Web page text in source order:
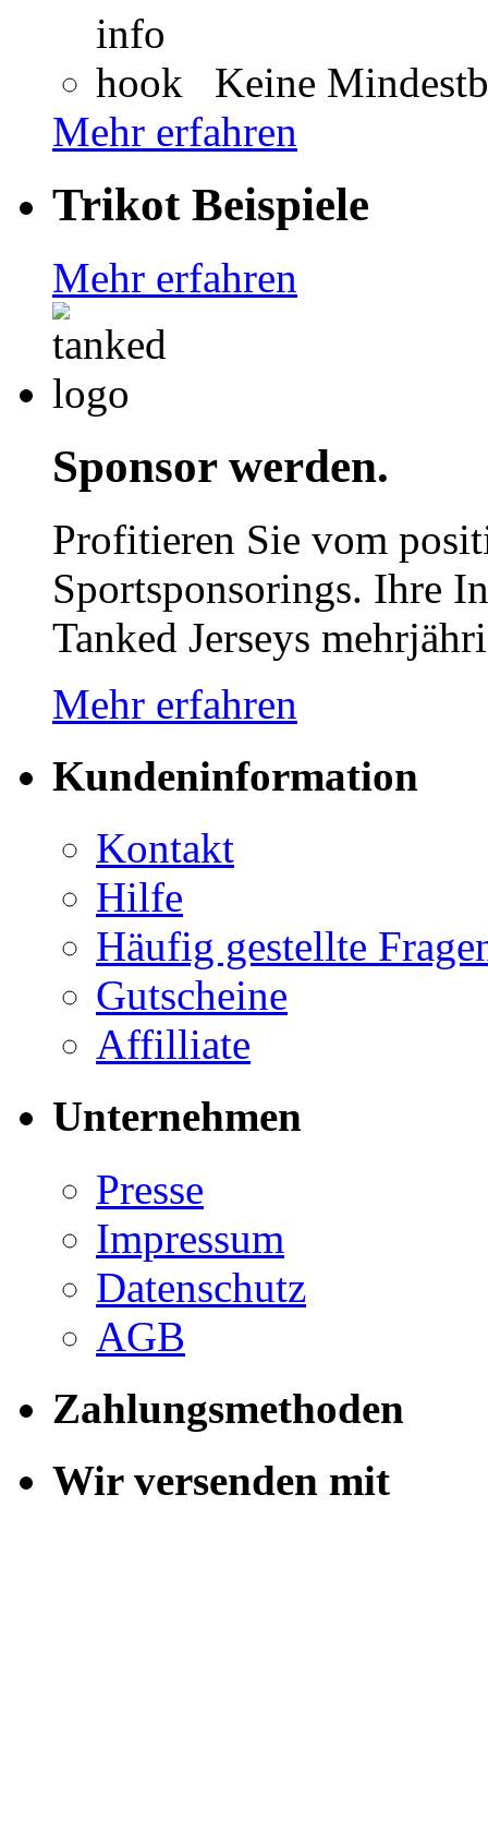
Keine
Mehr erfahren
Trikot Beispiele
Mehr erfahren
Sponsor werden.
Profitieren Sie vom
Sportsponsorings. Ihre
Tanked Jerseys
Mehr erfahren
Kundeninformation
Kontakt
Hilfe
Häufig gestellte
Gutscheine
Affilliate
Unternehmen
Presse
Impressum
Datenschutz
AGB
Zahlungsmethoden
Wir versenden mit